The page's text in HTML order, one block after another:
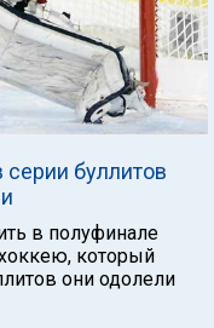
буллитов
в полуфинале
который
они одолели